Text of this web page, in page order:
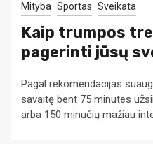
Mityba Sportas Sveikata
Kaip trumpos
pagerinti jūsų
Pagal rekomendacijas
savaitę bent 75 minutes
arba 150 minučių mažiau